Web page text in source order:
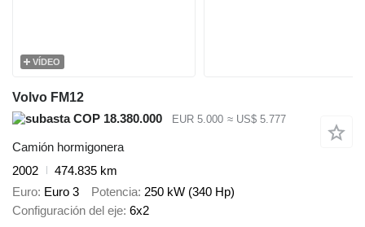
VÍDEO
Volvo FM12
COP 18.380.000
EUR 5.000 ≈ US$ 5.777
Camión hormigonera
2002
474.835 km
Euro Euro 3 Potencia 250 kW (340 Hp)
Configuración del eje 6x2